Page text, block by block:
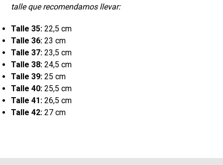
talle que recomendamos llevar:
Talle 35: 22,5 cm
Talle 36: 23 cm
Talle 37: 23,5 cm
Talle 38: 24,5 cm
Talle 39: 25 cm
Talle 40: 25,5 cm
Talle 41: 26,5 cm
Talle 42: 27 cm